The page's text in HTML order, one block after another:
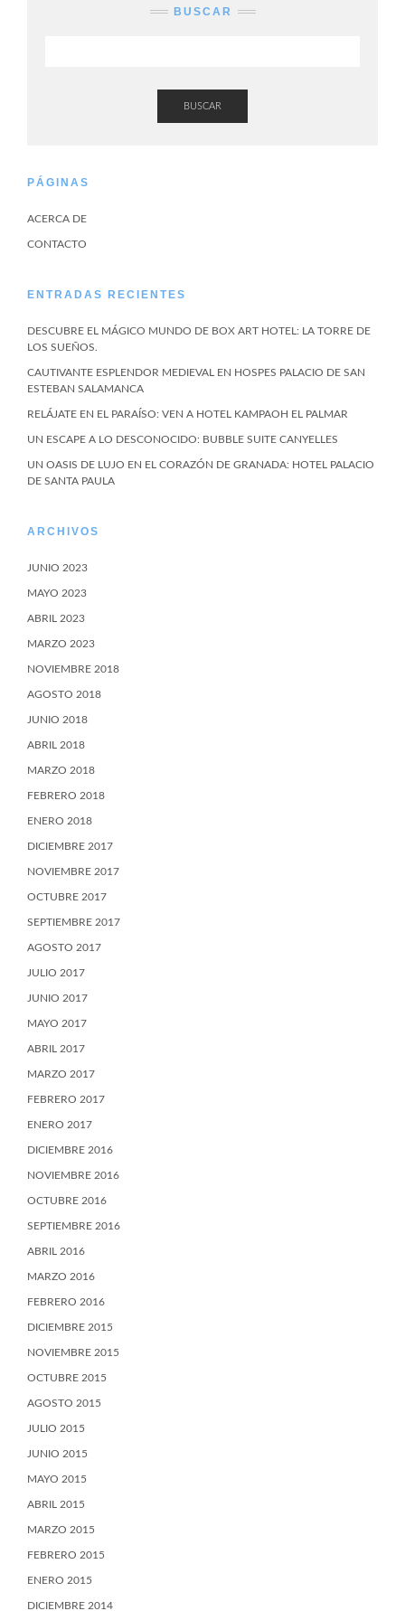
BUSCAR
BUSCAR
PÁGINAS
ACERCA DE
CONTACTO
ENTRADAS RECIENTES
DESCUBRE EL MÁGICO MUNDO DE BOX ART HOTEL: LA TORRE DE
LOS SUEÑOS.
CAUTIVANTE ESPLENDOR MEDIEVAL EN HOSPES PALACIO DE SAN
ESTEBAN SALAMANCA
RELÁJATE EN EL PARAÍSO: VEN A HOTEL KAMPAOH EL PALMAR
UN ESCAPE A LO DESCONOCIDO: BUBBLE SUITE CANYELLES
UN OASIS DE LUJO EN EL CORAZÓN DE GRANADA: HOTEL PALACIO
DE SANTA PAULA
ARCHIVOS
JUNIO 2023
MAYO 2023
ABRIL 2023
MARZO 2023
NOVIEMBRE 2018
AGOSTO 2018
JUNIO 2018
ABRIL 2018
MARZO 2018
FEBRERO 2018
ENERO 2018
DICIEMBRE 2017
NOVIEMBRE 2017
OCTUBRE 2017
SEPTIEMBRE 2017
AGOSTO 2017
JULIO 2017
JUNIO 2017
MAYO 2017
ABRIL 2017
MARZO 2017
FEBRERO 2017
ENERO 2017
DICIEMBRE 2016
NOVIEMBRE 2016
OCTUBRE 2016
SEPTIEMBRE 2016
ABRIL 2016
MARZO 2016
FEBRERO 2016
DICIEMBRE 2015
NOVIEMBRE 2015
OCTUBRE 2015
AGOSTO 2015
JULIO 2015
JUNIO 2015
MAYO 2015
ABRIL 2015
MARZO 2015
FEBRERO 2015
ENERO 2015
DICIEMBRE 2014